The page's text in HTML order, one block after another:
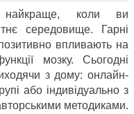
найкраще, коли ви
середовище. Гарні
впливають на
мозку. Сьогодні
з дому: онлайн-
або індивідуально з
методиками.